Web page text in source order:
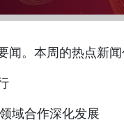
。本周的热点新闻
域合作深化发展